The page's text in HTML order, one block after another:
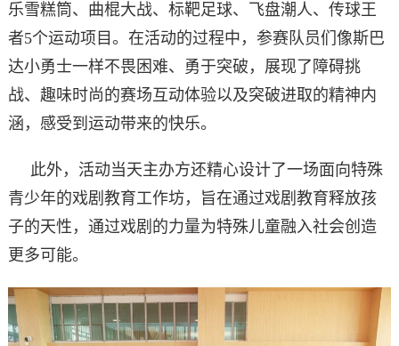
乐雪糕筒、曲棍大战、标靶足球、飞盘潮人、传球王
者5个运动项目。在活动的过程中，参赛队员们像斯巴
达小勇士一样不畏困难、勇于突破，展现了障碍挑
战、趣味时尚的赛场互动体验以及突破进取的精神内
涵，感受到运动带来的快乐。
此外，活动当天主办方还精心设计了一场面向特殊
青少年的戏剧教育工作坊，旨在通过戏剧教育释放孩
子的天性，通过戏剧的力量为特殊儿童融入社会创造
更多可能。